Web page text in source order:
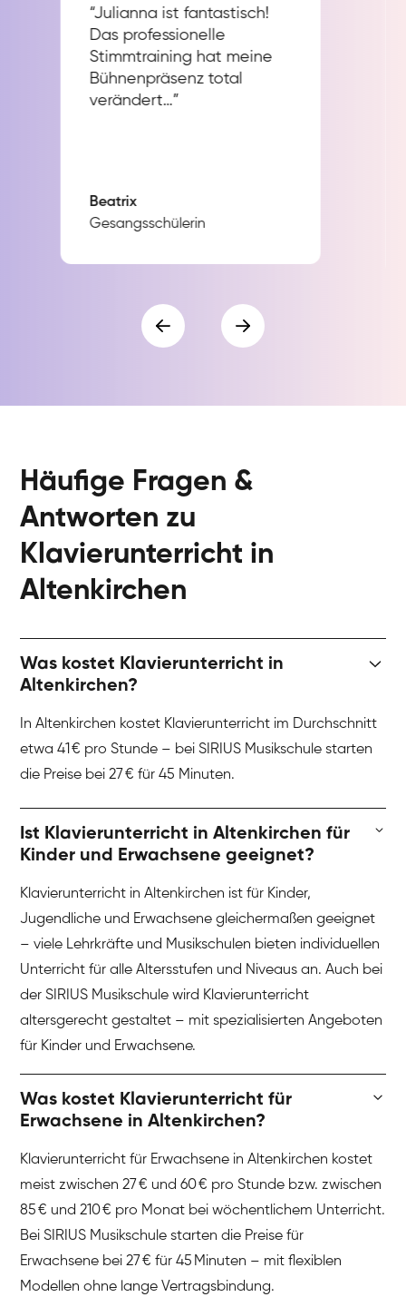
“Julianna ist fantastisch!
Das professionelle
Stimmtraining hat meine
Bühnenpräsenz total
verändert…”
Beatrix
Gesangsschülerin
Häufige Fragen &
Antworten zu
Klavierunterricht in
Altenkirchen
Was kostet Klavierunterricht in
Altenkirchen?
In Altenkirchen kostet Klavierunterricht im Durchschnitt
etwa 41 € pro Stunde – bei SIRIUS Musikschule starten
die Preise bei 27 € für 45 Minuten.
Ist Klavierunterricht in Altenkirchen für
Kinder und Erwachsene geeignet?
Klavierunterricht in Altenkirchen ist für Kinder,
Jugendliche und Erwachsene gleichermaßen geeignet
– viele Lehrkräfte und Musikschulen bieten individuellen
Unterricht für alle Altersstufen und Niveaus an. Auch bei
der SIRIUS Musikschule wird Klavierunterricht
altersgerecht gestaltet – mit spezialisierten Angeboten
für Kinder und Erwachsene.
Was kostet Klavierunterricht für
Erwachsene in Altenkirchen?
Klavierunterricht für Erwachsene in Altenkirchen kostet
meist zwischen 27 € und 60 € pro Stunde bzw. zwischen
85 € und 210 € pro Monat bei wöchentlichem Unterricht.
Bei SIRIUS Musikschule starten die Preise für
Erwachsene bei 27 € für 45 Minuten – mit flexiblen
Modellen ohne lange Vertragsbindung.